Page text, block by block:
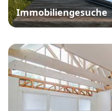
Immobiliengesuche